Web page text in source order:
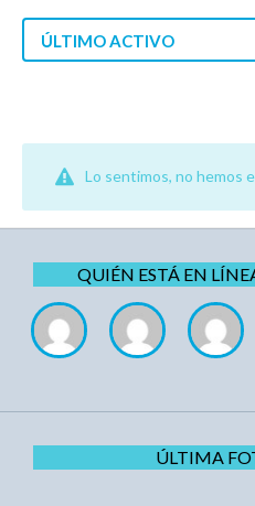
ÚLTIMO ACTIVO
Lo sentimos, no hemos
QUIÉN ESTÁ EN
ÚLTIMA